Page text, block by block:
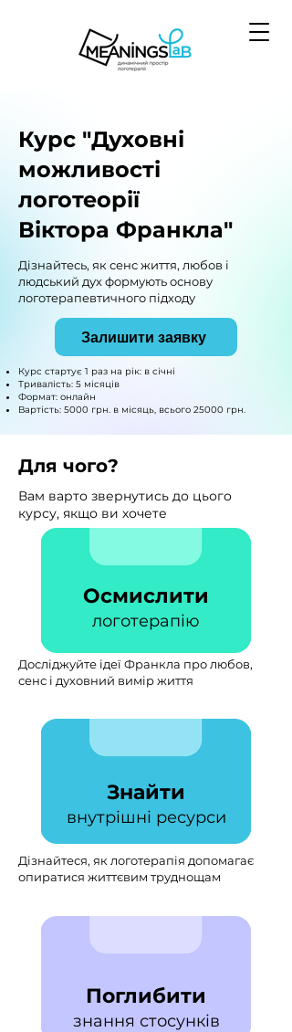
Курс "Духовні
можливості
логотеорії
Віктора Франкла"
Дізнайтесь, як сенс життя, любов і
людський дух формують основу
логотерапевтичного підходу
Залишити заявку
Курс стартує 1 раз на рік: в січні
Тривалість: 5 місяців
Формат: онлайн
Вартість: 5000 грн. в місяць, всього 25000 грн.
Для чого?
Вам варто звернутись до цього
курсу, якщо ви хочете
Осмислити
логотерапію
Досліджуйте ідеї Франкла про любов,
сенс і духовний вимір життя
Знайти
внутрішні ресурси
Дізнайтеся, як логотерапія допомагає
опиратися життєвим труднощам
Поглибити
знання стосунків